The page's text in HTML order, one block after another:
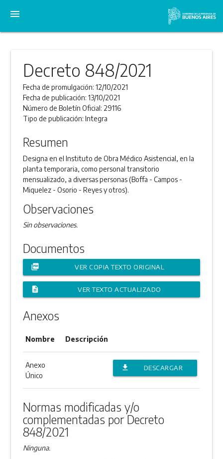
menu
Decreto 848/2021
Fecha de promulgación:12/10/2021
Fecha de publicación:13/10/2021
Número de Boletín Oficial: 29116
Tipo de publicación:Integra
Resumen
Designa en el Instituto de Obra Médico Asistencial, en la
planta temporaria, como personal transitorio
mensualizado, a diversas personas (Boffa - Campos -
Miquelez - Osorio - Reyes y otros).
Observaciones
Sin observaciones.
Documentos
picture_as_pdf VER COPIA TEXTO ORIGINAL
description VER TEXTO ACTUALIZADO
Anexos
Nombre Descripción
Anexo
Único
file_download
DESCARGAR
Normas modificadas y/o
complementadas por Decreto
848/2021
Ninguna.